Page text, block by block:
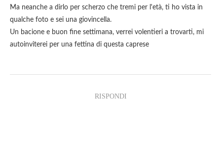
Ma neanche a dirlo per scherzo che tremi per l'età, ti ho vista in
qualche foto e sei una giovincella.
Un bacione e buon fine settimana, verrei volentieri a trovarti, mi
autoinviterei per una fettina di questa caprese
RISPONDI